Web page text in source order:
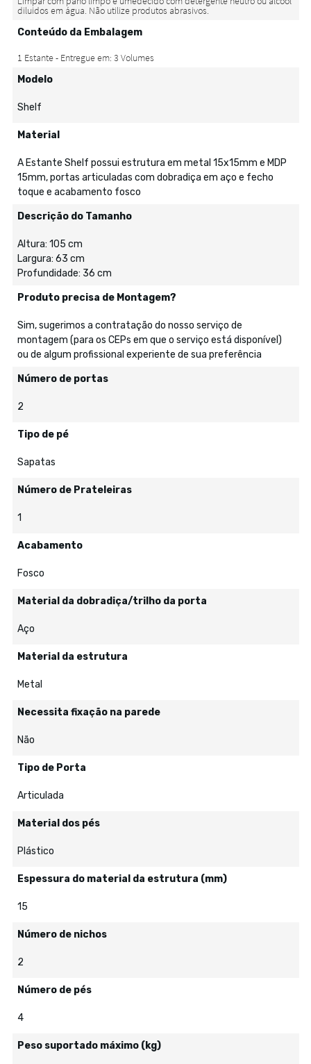
Conteúdo da Embalagem
Modelo
Shelf
Material
A Estante Shelf possui estrutura em metal 15x15mm e MDP
15mm, portas articuladas com dobradiça em aço e fecho
toque e acabamento fosco
Descrição do Tamanho
Altura: 105 cm
Largura: 63 cm
Profundidade: 36 cm
Produto precisa de Montagem?
Sim, sugerimos a contratação do nosso serviço de
montagem (para os CEPs em que o serviço está disponível)
ou de algum profissional experiente de sua preferência
Número de portas
2
Tipo de pé
Sapatas
Número de Prateleiras
1
Acabamento
Fosco
Material da dobradiça/trilho da porta
Aço
Material da estrutura
Metal
Necessita fixação na parede
Não
Tipo de Porta
Articulada
Material dos pés
Plástico
Espessura do material da estrutura (mm)
15
Número de nichos
2
Número de pés
4
Peso suportado máximo (kg)